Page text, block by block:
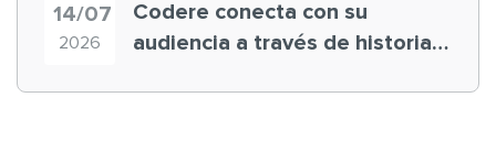
14/07
2026
Codere conecta con su
audiencia a través de historias